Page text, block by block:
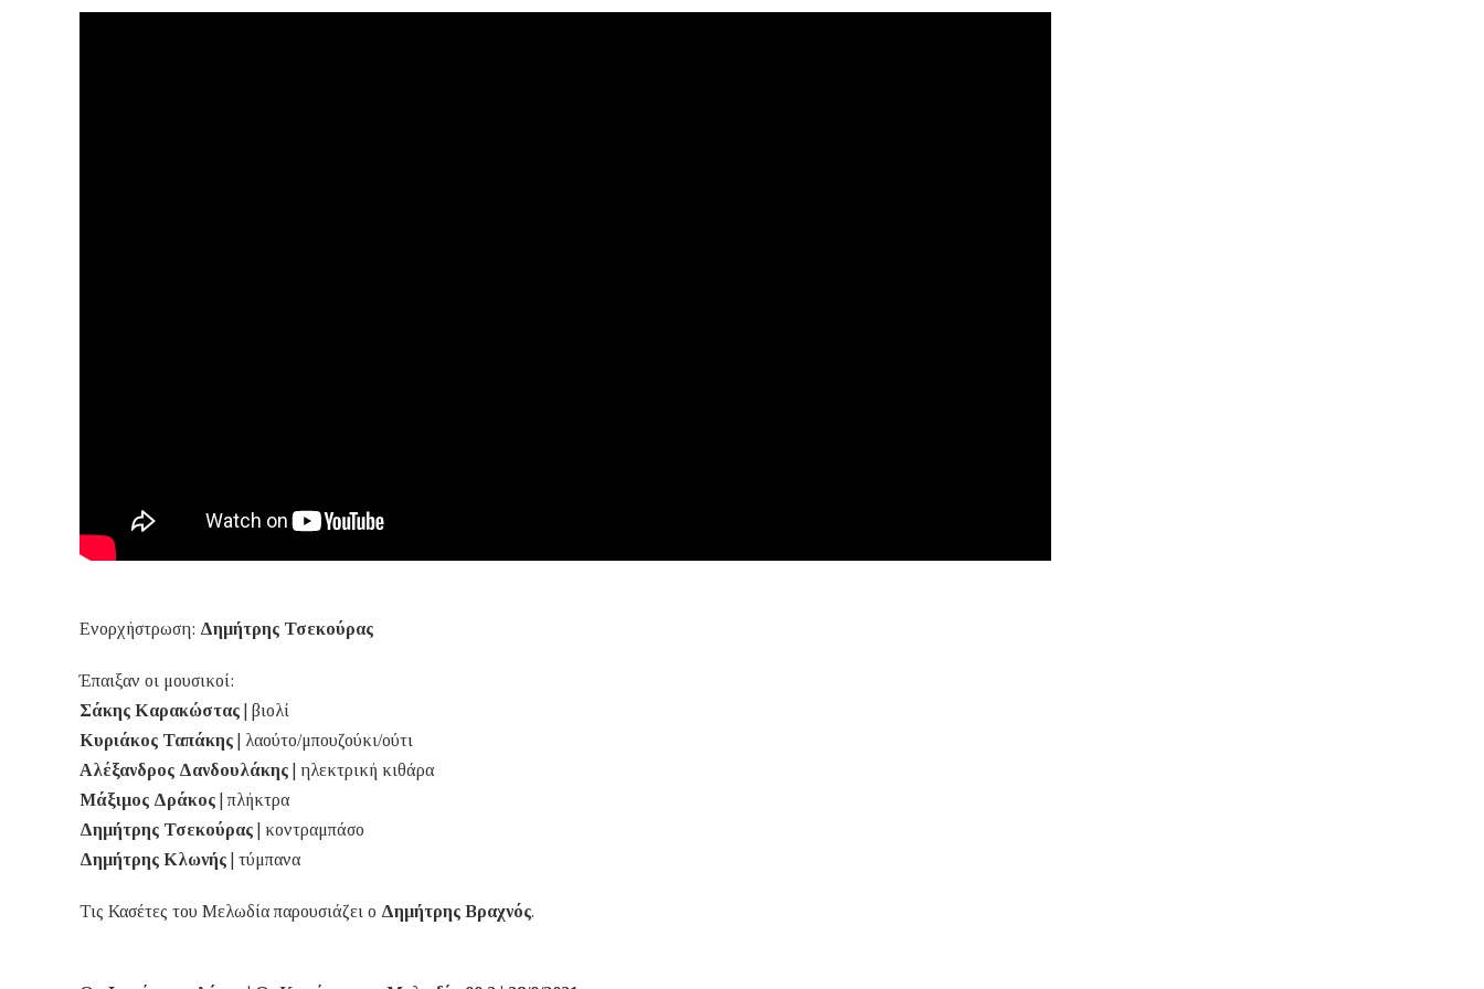
Ενορχήστρωση: Δημήτρης Τσεκούρας
Έπαιξαν οι μουσικοί:
Σάκης Καρακώστας | βιολί
Κυριάκος Ταπάκης
| λαούτο/μπουζούκι/ούτι
Αλέξανδρος Δανδουλάκης
| ηλεκτρική κιθάρα
Μάξιμος Δράκος | πλήκτρα
Δημήτρης Τσεκούρας | κοντραμπάσο
Δημήτρης Κλωνής
| τύμπανα
Τις Κασέτες του Μελωδία παρουσιάζει ο Δημήτρης Βραχνός.